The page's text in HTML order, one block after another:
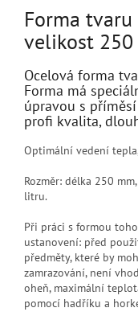
Forma tvaru
velikost 250
Ocelová forma
Forma má
úpravou s
profi kvalita,
Optimální vedení
Rozměr: délka 250
litru.
Při práci s formou
ustanovení: před
předměty, které by
zamrazování, není
oheň, maximální
pomocí hadříku a